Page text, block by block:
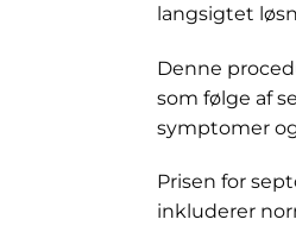
langsigtet
Denne
som følge af
symptomer
Prisen for
inkluderer